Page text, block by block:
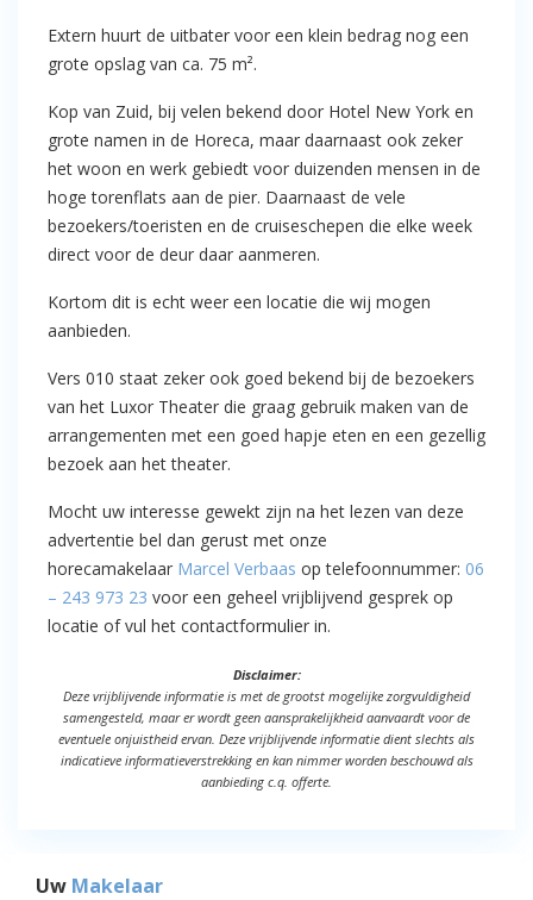
Extern huurt de uitbater voor een klein bedrag nog een
grote opslag van ca. 75 m².
Kop van Zuid, bij velen bekend door Hotel New York en
grote namen in de Horeca, maar daarnaast ook zeker
het woon en werk gebiedt voor duizenden mensen in de
hoge torenflats aan de pier. Daarnaast de vele
bezoekers/toeristen en de cruiseschepen die elke week
direct voor de deur daar aanmeren.
Kortom dit is echt weer een locatie die wij mogen
aanbieden.
Vers 010 staat zeker ook goed bekend bij de bezoekers
van het Luxor Theater die graag gebruik maken van de
arrangementen met een goed hapje eten en een gezellig
bezoek aan het theater.
Mocht uw interesse gewekt zijn na het lezen van deze
advertentie bel dan gerust met onze
horecamakelaar Marcel Verbaas op telefoonnummer: 06
– 243 973 23 voor een geheel vrijblijvend gesprek op
locatie of vul het contactformulier in.
Disclaimer:
Deze vrijblijvende informatie is met de grootst mogelijke zorgvuldigheid
samengesteld, maar er wordt geen aansprakelijkheid aanvaardt voor de
eventuele onjuistheid ervan. Deze vrijblijvende informatie dient slechts als
indicatieve informatieverstrekking en kan nimmer worden beschouwd als
aanbieding c.q. offerte.
Uw Makelaar